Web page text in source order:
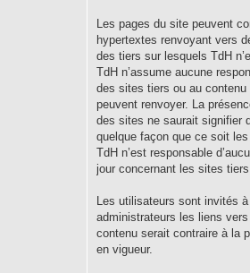
Les pages du site peuvent
hypertextes renvoyant vers
des tiers sur lesquels TdH
TdH n’assume aucune
des sites tiers ou au
peuvent renvoyer. La
des sites ne saurait signifier
quelque façon que ce soit
TdH n’est responsable
jour concernant les sites
Les utilisateurs sont invités
administrateurs les liens
contenu serait contraire à la
en vigueur.